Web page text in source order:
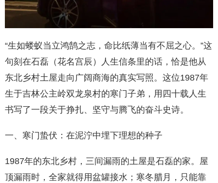
“生如蝼蚁当立鸿鹄之志，命比纸薄当有不屈之心。”这
句刻在石磊（花名宫辰）人生信条里的话，恰是他从
东北乡村土屋走向广阔商海的真实写照。这位1987年
生于吉林公主岭双龙泉村的寒门子弟，用四十载人生
书写了一段关于挣扎、坚守与腾飞的奋斗史诗。
一、寒门蛰伏：在泥泞中埋下理想的种子
1987年的东北乡村，三间漏雨的土屋是石磊的家。屋
顶漏雨时，全家就得用盆罐接水；寒冬腊月，只能靠